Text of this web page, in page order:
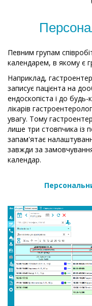
Певним групам
календарем, в якому є
Наприклад,
записує пацієнта на
ендоскопіста і до будь-
лікарів
увагу. Тому
лише три стовпчика із
запам'ятає
завжди за
календар.